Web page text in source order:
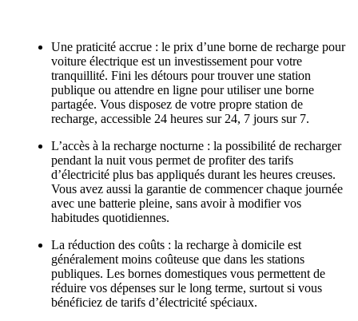
Une praticité accrue : le prix d’une borne de recharge pour
voiture électrique est un investissement pour votre
tranquillité. Fini les détours pour trouver une station
publique ou attendre en ligne pour utiliser une borne
partagée. Vous disposez de votre propre station de
recharge, accessible 24 heures sur 24, 7 jours sur 7.
L’accès à la recharge nocturne : la possibilité de recharger
pendant la nuit vous permet de profiter des tarifs
d’électricité plus bas appliqués durant les heures creuses.
Vous avez aussi la garantie de commencer chaque journée
avec une batterie pleine, sans avoir à modifier vos
habitudes quotidiennes.
La réduction des coûts : la recharge à domicile est
généralement moins coûteuse que dans les stations
publiques. Les bornes domestiques vous permettent de
réduire vos dépenses sur le long terme, surtout si vous
bénéficiez de tarifs d’électricité spéciaux.